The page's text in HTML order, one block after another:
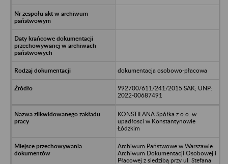
dokumentacja osobowo-płacowa
992700/611/241/2015 SAK; UNP:
2022-00687491
KONSTILANA Spółka z o.o. w
upadłosci w Konstantynowie
Łódzkim
Archiwum Państwowe w Warszawie
Archiwum Dokumentacji Osobowej i
Płacowej z siedzibą przy ul. Stefana